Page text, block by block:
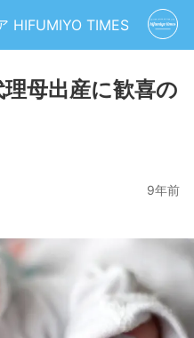
HIFUMIYO TIMES
母出産に歓喜の
9年前